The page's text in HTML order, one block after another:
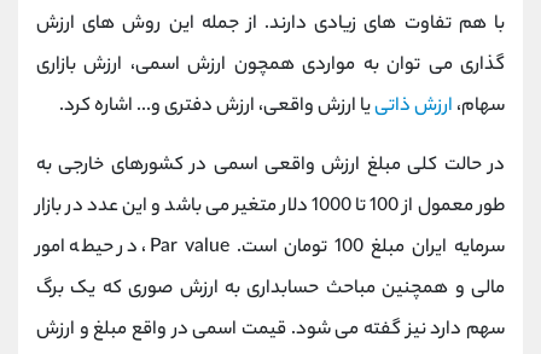
با هم تفاوت های زیادی دارند. از جمله این روش های ارزش
گذاری می توان به مواردی همچون ارزش اسمی، ارزش بازاری
سهام، ارزش ذاتییا ارزش واقعی، ارزش دفتری و... اشاره کرد.
در حالت کلی مبلغ ارزش واقعی اسمی در کشورهای خارجی به
طور معمول از 100 تا 1000 دلار متغیر می باشد و این عدد در بازار
سرمایه ایران مبلغ 100 تومان است. Par value، در حیطه امور
مالی و همچنین مباحث حسابداری به ارزش صوری که یک برگ
سهم دارد نیز گفته می شود. قیمت اسمی در واقع مبلغ و ارزش